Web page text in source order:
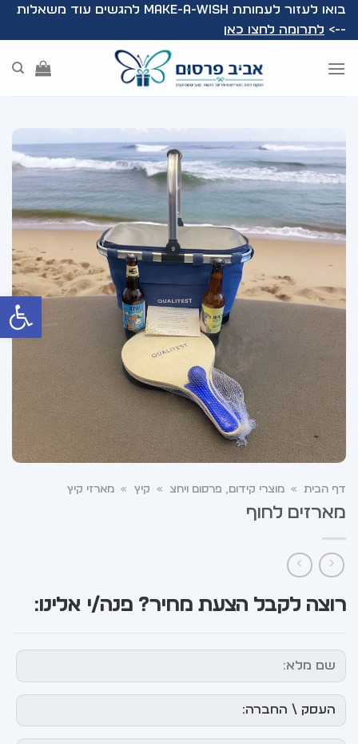
פתח
Skip
to
בואו לעזור לעמותת Make-A-Wish להגשים עוד משאלות
--> לתרומה לחצו כאן
דף הבית » מוצרי קידום, פרסום ויחצ » קיץ » מארזי קיץ
מארזים לחוף
רוצה לקבל הצעת מחיר? פנה/י אלינו: